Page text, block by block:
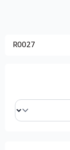
R0027